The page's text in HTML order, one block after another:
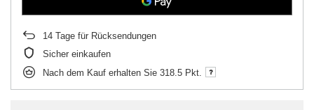
14 Tage für Rücksendungen
Sicher einkaufen
Nach dem Kauf erhalten Sie 318.5 Pkt.